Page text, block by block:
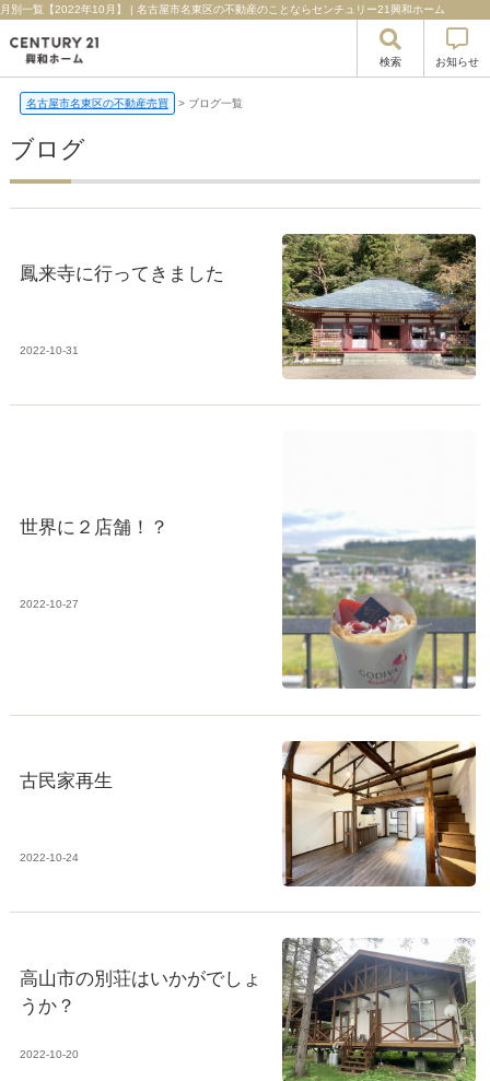
月別一覧【2022年10月】 | 名古屋市名東区の不動産のことならセンチュリー21興和ホーム
検索 お知らせ
名古屋市名東区の不動産売買 > ブログ一覧
ブログ
鳳来寺に行ってきました
2022-10-31
世界に２店舗！？
2022-10-27
古民家再生
2022-10-24
高山市の別荘はいかがでしょ
うか？
2022-10-20